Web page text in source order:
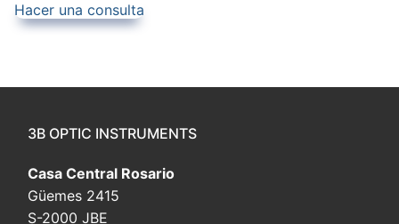
Hacer una consulta
3B OPTIC INSTRUMENTS
Casa Central Rosario
Güemes 2415
S-2000 JBE